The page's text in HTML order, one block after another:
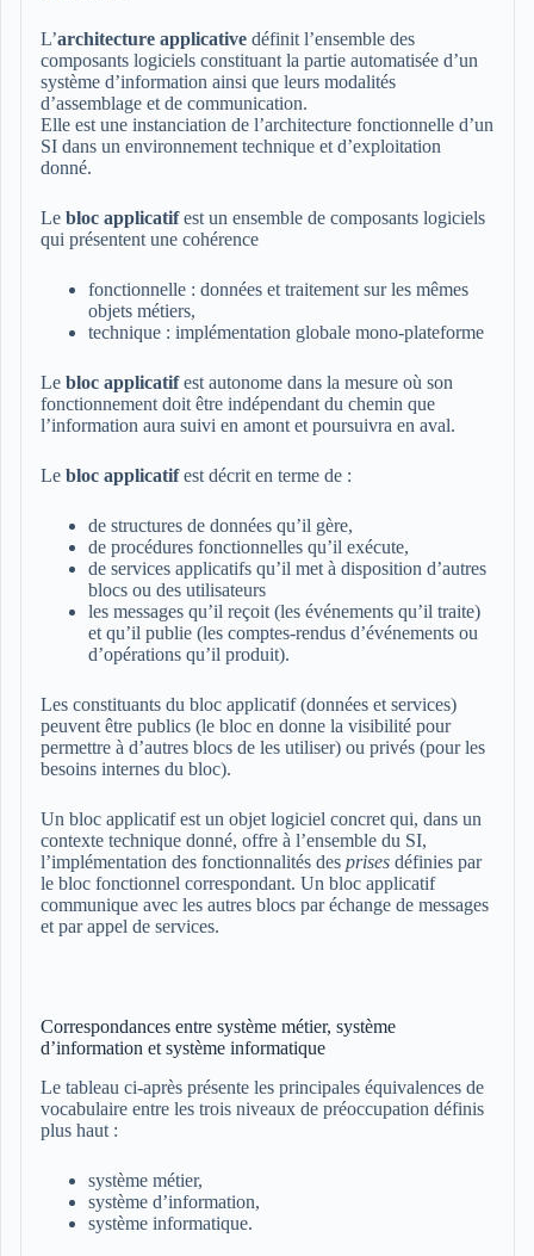
L’architecture applicative définit l’ensemble des
composants logiciels constituant la partie automatisée d’un
système d’information ainsi que leurs modalités
d’assemblage et de communication.
Elle est une instanciation de l’architecture fonctionnelle d’un
SI dans un environnement technique et d’exploitation
donné.
Le bloc applicatifest un ensemble de composants logiciels
qui présentent une cohérence
fonctionnelle : données et traitement sur les mêmes
objets métiers,
technique : implémentation globale mono-plateforme
Le bloc applicatifest autonome dans la mesure où son
fonctionnement doit être indépendant du chemin que
l’information aura suivi en amont et poursuivra en aval.
Le bloc applicatifest décrit en terme de :
de structures de données qu’il gère,
de procédures fonctionnelles qu’il exécute,
de services applicatifs qu’il met à disposition d’autres
blocs ou des utilisateurs
les messages qu’il reçoit (les événements qu’il traite)
et qu’il publie (les comptes-rendus d’événements ou
d’opérations qu’il produit).
Les constituants du bloc applicatif (données et services)
peuvent être publics (le bloc en donne la visibilité pour
permettre à d’autres blocs de les utiliser) ou privés (pour les
besoins internes du bloc).
Un bloc applicatif est un objet logiciel concret qui, dans un
contexte technique donné, offre à l’ensemble du SI,
l’implémentation des fonctionnalités des prises définies par
le bloc fonctionnel correspondant. Un bloc applicatif
communique avec les autres blocs par échange de messages
et par appel de services.
Correspondances entre système métier, système
d’information et système informatique
Le tableau ci-après présente les principales équivalences de
vocabulaire entre les trois niveaux de préoccupation définis
plus haut :
système métier,
système d’information,
système informatique.